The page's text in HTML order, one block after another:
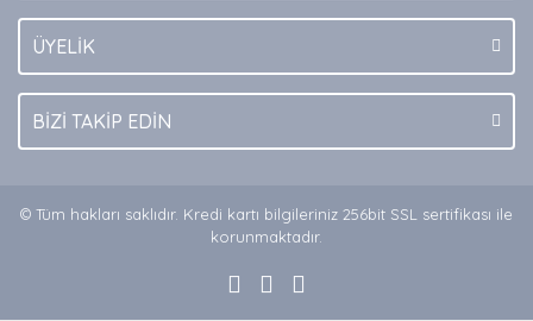
ÜYELİK
BİZİ TAKİP EDİN
© Tüm hakları saklıdır. Kredi kartı bilgileriniz 256bit SSL sertifikası ile
korunmaktadır.